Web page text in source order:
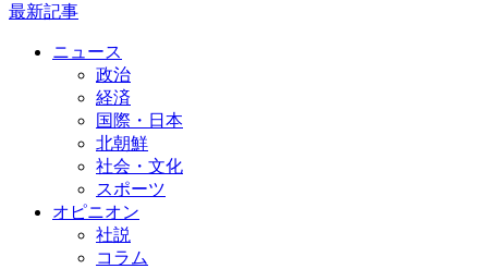
最新記事
ニュース
政治
経済
国際・日本
北朝鮮
社会・文化
スポーツ
オピニオン
社説
コラム